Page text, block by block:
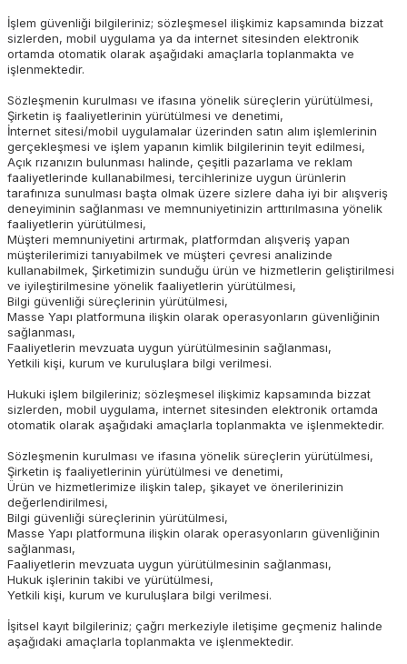
İşlem güvenliği bilgileriniz; sözleşmesel ilişkimiz kapsamında bizzat
sizlerden, mobil uygulama ya da internet sitesinden elektronik
ortamda otomatik olarak aşağıdaki amaçlarla toplanmakta ve
işlenmektedir.
Sözleşmenin kurulması ve ifasına yönelik süreçlerin yürütülmesi,
Şirketin iş faaliyetlerinin yürütülmesi ve denetimi,
İnternet sitesi/mobil uygulamalar üzerinden satın alım işlemlerinin
gerçekleşmesi ve işlem yapanın kimlik bilgilerinin teyit edilmesi,
Açık rızanızın bulunması halinde, çeşitli pazarlama ve reklam
faaliyetlerinde kullanabilmesi, tercihlerinize uygun ürünlerin
tarafınıza sunulması başta olmak üzere sizlere daha iyi bir alışveriş
deneyiminin sağlanması ve memnuniyetinizin arttırılmasına yönelik
faaliyetlerin yürütülmesi,
Müşteri memnuniyetini artırmak, platformdan alışveriş yapan
müşterilerimizi tanıyabilmek ve müşteri çevresi analizinde
kullanabilmek, Şirketimizin sunduğu ürün ve hizmetlerin geliştirilmesi
ve iyileştirilmesine yönelik faaliyetlerin yürütülmesi,
Bilgi güvenliği süreçlerinin yürütülmesi,
Masse Yapı platformuna ilişkin olarak operasyonların güvenliğinin
sağlanması,
Faaliyetlerin mevzuata uygun yürütülmesinin sağlanması,
Yetkili kişi, kurum ve kuruluşlara bilgi verilmesi.
Hukuki işlem bilgileriniz; sözleşmesel ilişkimiz kapsamında bizzat
sizlerden, mobil uygulama, internet sitesinden elektronik ortamda
otomatik olarak aşağıdaki amaçlarla toplanmakta ve işlenmektedir.
Sözleşmenin kurulması ve ifasına yönelik süreçlerin yürütülmesi,
Şirketin iş faaliyetlerinin yürütülmesi ve denetimi,
Ürün ve hizmetlerimize ilişkin talep, şikayet ve önerilerinizin
değerlendirilmesi,
Bilgi güvenliği süreçlerinin yürütülmesi,
Masse Yapı platformuna ilişkin olarak operasyonların güvenliğinin
sağlanması,
Faaliyetlerin mevzuata uygun yürütülmesinin sağlanması,
Hukuk işlerinin takibi ve yürütülmesi,
Yetkili kişi, kurum ve kuruluşlara bilgi verilmesi.
İşitsel kayıt bilgileriniz; çağrı merkeziyle iletişime geçmeniz halinde
aşağıdaki amaçlarla toplanmakta ve işlenmektedir.